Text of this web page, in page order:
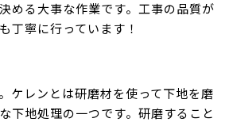
める大事な作業です。工事の品質が
丁寧に行っています！
ケレンとは研磨材を使って下地を磨
下地処理の一つです。研磨すること